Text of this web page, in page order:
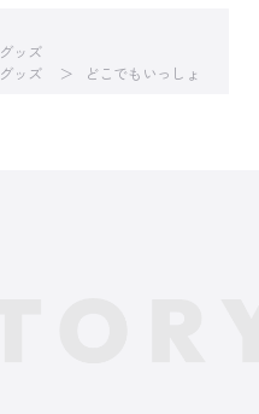
グッズ
グッズ どこでもいっしょ